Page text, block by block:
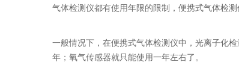
气体检测仪都有使用年限的限制，便携式气体检
一般情况下，在便携式气体检测仪中，光离子化
年；氧气传感器就只能使用一年左右了。